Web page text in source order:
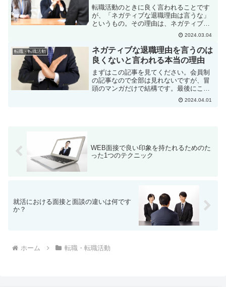
転職活動のときに良く言われることです
が、「ネガティブな退職理由は言うな」
というもの。その理由は、ネガティブな
労働環境に耐えることができない人だと
思われるからですね。また、確かに会社
の悪口の羅列みたいなことを言われる
と、他責思考でしかない人に...
2024.03.04
転職・転職活動
ネガティブな退職理由を言うのは
良くないと言われる本当の理由
まずはこの記事を見てください。会員制
の記事なので全部は見れないですが、冒
頭のマンガだけで結構です。最後にこの
面接官氏は、「ダメだ・・・。」と言っ
ていますが、これはさすがにあなたもダ
2024.04.01
WEB面接で良い印象を持たれるためのた
った1つのテクニック
就活における面接と面談の違いは何です
か？
ホーム 転職・転職活動